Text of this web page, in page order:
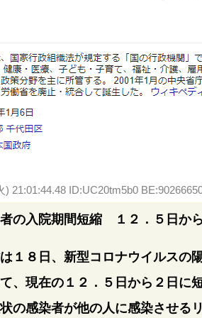
) 21:01:44.48 ID:UC20tm5b0
の入院期間短縮 １２．５日か
１８日、新型コロナウイルスの
、現在の１２．５日から２日に
の感染者が他の人に感染させる